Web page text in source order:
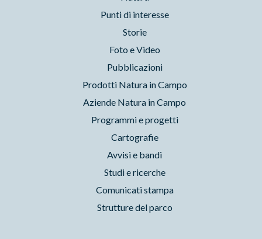
Punti di interesse
Storie
Foto e Video
Pubblicazioni
Prodotti Natura in Campo
Aziende Natura in Campo
Programmi e progetti
Cartografie
Avvisi e bandi
Studi e ricerche
Comunicati stampa
Strutture del parco